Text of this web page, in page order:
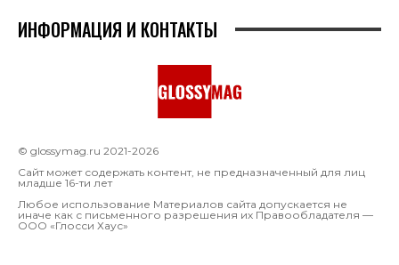
ИНФОРМАЦИЯ И КОНТАКТЫ
© glossymag.ru 2021-2026
Сайт может содержать контент, не предназначенный для лиц
младше 16-ти лет
Любое использование Материалов сайта допускается не
иначе как с письменного разрешения их Правообладателя —
OOO «Глосси Хаус»